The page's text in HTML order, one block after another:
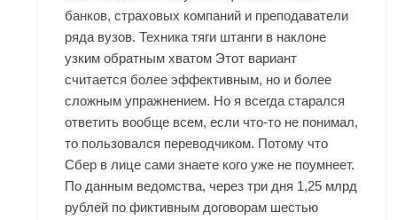
банков, страховых компаний и преподаватели
ряда вузов. Техника тяги штанги в наклоне
узким обратным хватом Этот вариант
считается более эффективным, но и более
сложным упражнением. Но я всегда старался
ответить вообще всем, если что-то не понимал,
то пользовался переводчиком. Потому что
Сбер в лице сами знаете кого уже не поумнеет.
По данным ведомства, через три дня 1,25 млрд
рублей по фиктивным договорам шестью